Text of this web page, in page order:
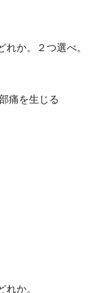
か。２つ選べ。
痛を生じる
か。